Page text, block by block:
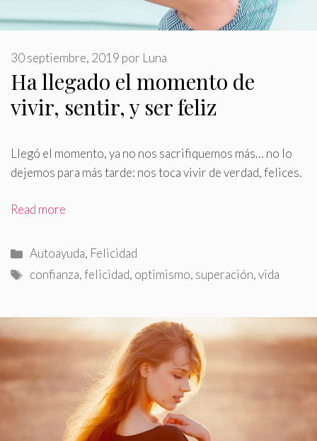
Ha llegado el momento de
vivir, sentir, y ser feliz
30 septiembre, 2019 por Luna
Llegó el momento, ya no nos sacrifiquemos más… no lo
dejemos para más tarde: nos toca vivir de verdad, felices.
Read more
Categorías
Autoayuda, Felicidad
Etiquetas
confianza,felicidad, optimismo, superación,vida